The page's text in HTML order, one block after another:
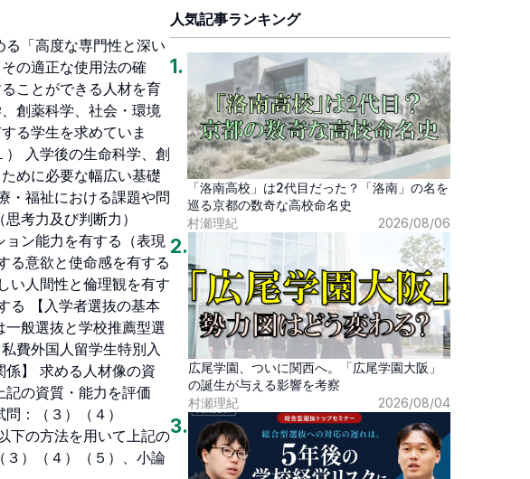
る「高度な専門性と深い
の適正な使用法の確
ことができる人材を育
創薬科学、社会・環境
る学生を求めていま
入学後の生命科学、創
めに必要な幅広い基礎
・福祉における課題や問
考力及び判断力）
ョン能力を有する（表現
る意欲と使命感を有する
い人間性と倫理観を有す
る 【入学者選抜の基本
般選抜と学校推薦型選
費外国人留学生特別入
】 求める人材像の資
の資質・能力を評価
：（３）（４）
下の方法を用いて上記の
）（４）（５）、小論
人気記事ランキング
1.
「洛南高校」は2代目だった？「洛南」の名を
巡る京都の数奇な高校命名史
村瀬理紀
2026/08/06
2.
広尾学園、ついに関西へ。「広尾学園大阪」
の誕生が与える影響を考察
村瀬理紀
2026/08/04
3.